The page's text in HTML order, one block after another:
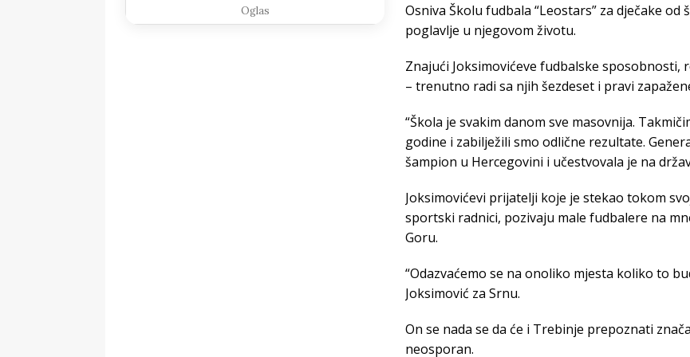
Osniva Školu fudbala “Leostars” za dječake
poglavlje u njegovom životu.
Znajući Joksimovićeve fudbalske sposobnosti,
– trenutno radi sa njih šezdeset i pravi
“Škola je svakim danom sve masovnija.
godine i zabilježili smo odlične rezultate.
šampion u Hercegovini i učestvovala je na
Joksimovićevi prijatelji koje je stekao tokom
sportski radnici, pozivaju male fudbalere na
Goru.
“Odazvaćemo se na onoliko mjesta koliko to
Joksimović za Srnu.
On se nada se da će i Trebinje prepoznati
neosporan.
Oglas